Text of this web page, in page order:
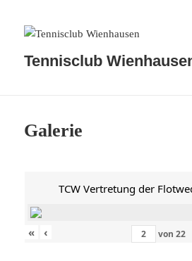
Tennisclub
Galerie
TCW Vertretung der
« ‹ von 22